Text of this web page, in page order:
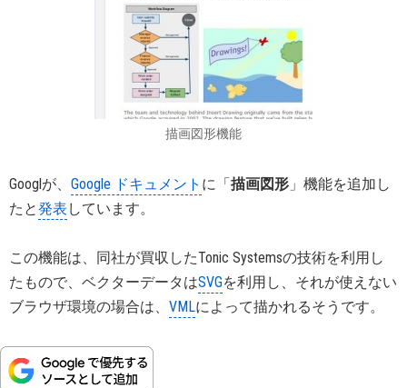
描画図形機能
Googlが、 Google ドキュメント に「描画図形 」機能を追加し
たと発表 しています。
この機能は、同社が買収したTonic Systemsの技術を利用し
たもので、ベクターデータはSVGを利用し、それが使えない
ブラウザ環境の場合は、 VMLによって描かれるそうです。